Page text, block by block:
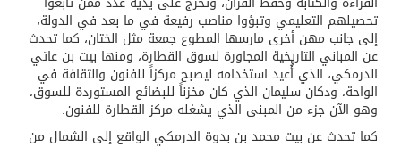
تحصيلهم التعليمي وتبؤوا مناصب رفيعة في ما بعد في الدولة،
إلى جانب مهن أخرى مارسها المطوع جمعة مثل الختان، كما تحدث
عن المباني التاريخية المجاورة لسوق القطارة، ومنها بيت بن عاتي
الدرمكي، الذي أُعيد استخدامه ليصبح مركزاً للفنون والثقافة في
الواحة، ودكان سليمان الذي كان مخزناً للبضائع المستوردة للسوق،
وهو الآن جزء من المبنى الذي يشغله مركز القطارة للفنون.
كما تحدث عن بيت محمد بن بدوة الدرمكي الواقع إلى الشمال من